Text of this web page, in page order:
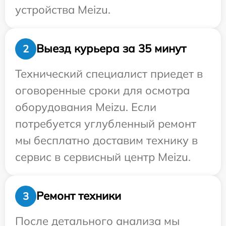
устройства Meizu.
2
Выезд курьера за 35 минут
Технический специалист приедет в
оговоренные сроки для осмотра
оборудования Meizu. Если
потребуется углубленный ремонт
мы бесплатно доставим технику в
сервис в сервисный центр Meizu.
3
Ремонт техники
После детального анализа мы